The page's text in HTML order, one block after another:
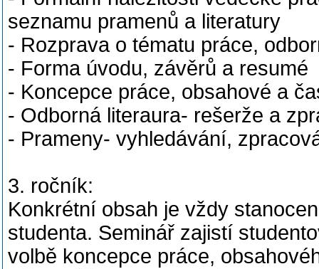
seznamu pramenů a literatury
- Rozprava o tématu práce,
- Forma úvodu, závěrů a resumé
- Koncepce práce, obsahové a
- Odborná literaura- rešerže a
- Prameny- vyhledávání,
3. ročník:
Konkrétní obsah je vždy
studenta. Seminář zajistí
volbě koncepce práce,